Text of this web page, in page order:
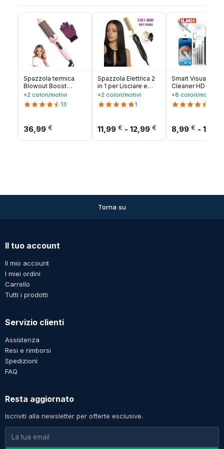
Spazzola termica
Blowout Boost
Spazzola rotonda
riscaldata da 1,5
pollici per il look
doppia tensione 6
+2 colori/motivi
13
36,99 €
Spazzola Elettrica 2
in 1 per Lisciare e
Arricciare i Capelli,
Strumento di Styling
per Capelli Bagnati e
+2 colori/motivi
1
11,99 € - 12,99 € Fascia di prezzo:
Smart Visual Ear
Cleaner HD Ear
Otoscopio USB C
Ricarica
Strumento per la
Set sanitario
+8 colori/motivi
8,99 € -
Torna su
Il tuo account
Il mio account
I miei ordini
Carrello
Tutti i prodotti
Servizio clienti
Assistenza
Resi e rimborsi
Spedizioni
FAQ
Resta aggiornato
Iscriviti alla newsletter per offerte esclusive.